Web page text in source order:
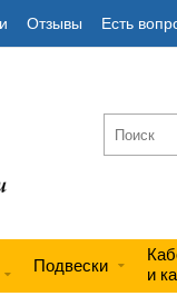
Отзывы Есть
Подвески
и